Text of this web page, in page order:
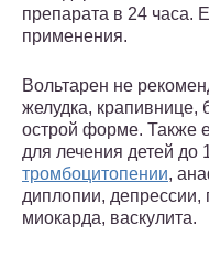
препарата в 24 часа.
применения.
Вольтарен не
желудка, крапивнице,
острой форме. Также
для лечения детей до
тромбоцитопении,
диплопии,
миокарда, васкулита.